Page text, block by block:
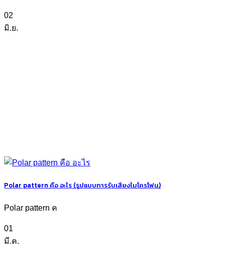
02
มิ.ย.
Polar pattern คือ อะไร (รูปแบบการรับเสียงไมโครโฟน)
Polar pattern ค
01
มี.ค.